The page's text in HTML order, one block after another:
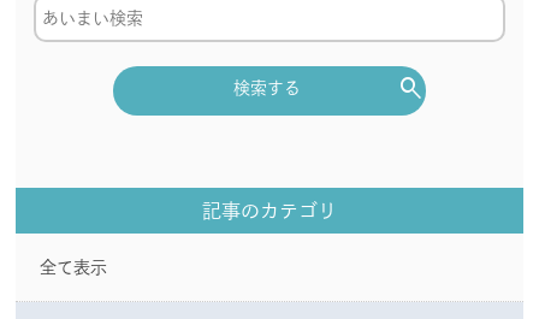
search
検索する
記事のカテゴリ
全て表示